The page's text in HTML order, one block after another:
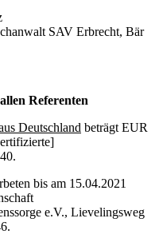
SAV Erbrecht, Bär
Referenten
Deutschland beträgt EUR
bis am 15.04.2021
e.V., Lievelingsweg